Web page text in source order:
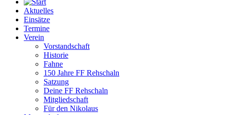
Aktuelles
Einsätze
Termine
Verein
Vorstandschaft
Historie
Fahne
150 Jahre FF Rehschaln
Satzung
Deine FF Rehschaln
Mitgliedschaft
Für den Nikolaus